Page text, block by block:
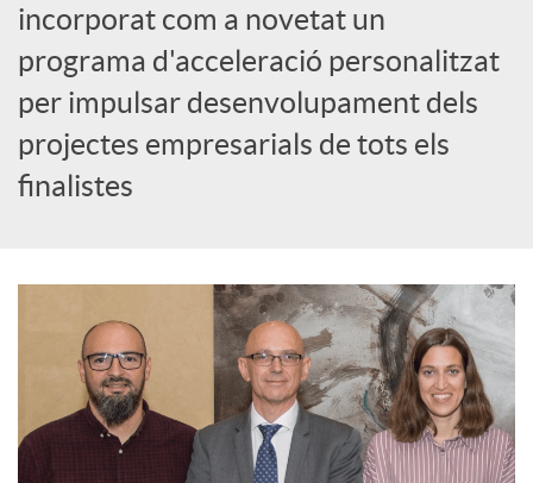
o
c
i
s
incorporat com a novetat un
programa d'acceleració personalitzat
per impulsar desenvolupament dels
projectes empresarials de tots els
finalistes